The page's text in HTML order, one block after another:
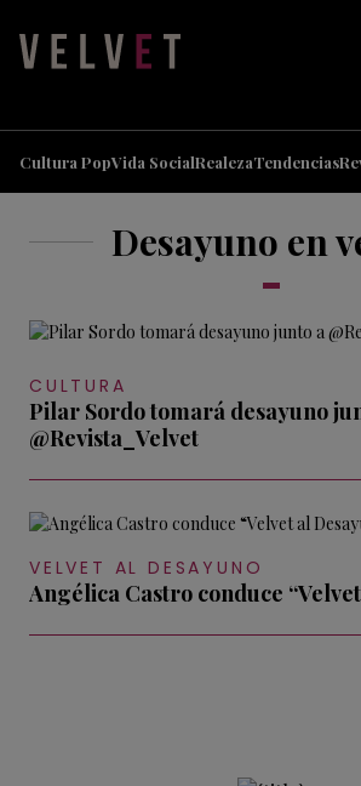
Cultura PopVida SocialRealezaTendencias
Desayuno en
CULTURA
Pilar Sordo tomará desayuno
@Revista_Velvet
VELVET AL DESAYUNO
Angélica Castro conduce